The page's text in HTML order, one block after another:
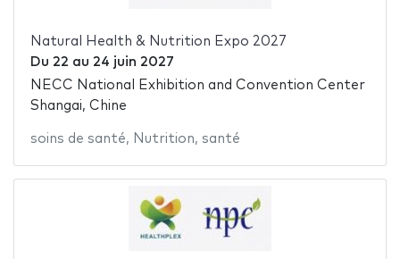
Natural Health & Nutrition Expo 2027
Du 22 au 24 juin 2027
NECC National Exhibition and Convention Center
Shangai, Chine
soins de santé, Nutrition, santé